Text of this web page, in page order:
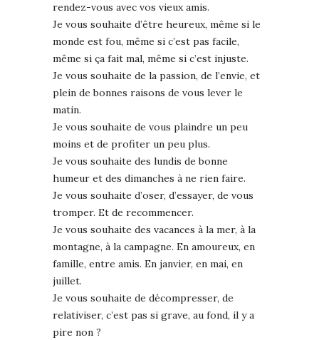
rendez-vous avec vos vieux amis.
Je vous souhaite d’être heureux, même si le
monde est fou, même si c’est pas facile,
même si ça fait mal, même si c’est injuste.
Je vous souhaite de la passion, de l’envie, et
plein de bonnes raisons de vous lever le
matin.
Je vous souhaite de vous plaindre un peu
moins et de profiter un peu plus.
Je vous souhaite des lundis de bonne
humeur et des dimanches à ne rien faire.
Je vous souhaite d’oser, d’essayer, de vous
tromper. Et de recommencer.
Je vous souhaite des vacances à la mer, à la
montagne, à la campagne. En amoureux, en
famille, entre amis. En janvier, en mai, en
juillet.
Je vous souhaite de décompresser, de
relativiser, c’est pas si grave, au fond, il y a
pire non ?